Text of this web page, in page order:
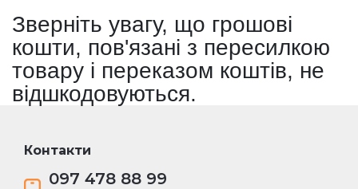
Зверніть увагу, що грошові
кошти, пов'язані з пересилкою
товару і переказом коштів, не
відшкодовуються.
Контакти
097 478 88 99